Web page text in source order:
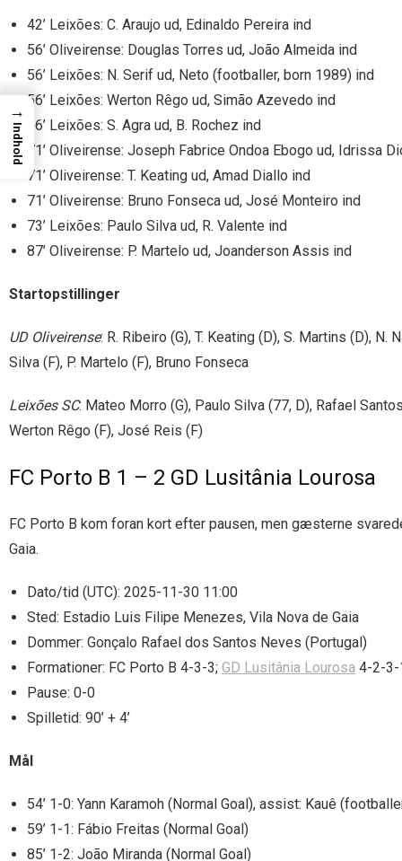
42’ Leixões: C. Araujo ud, Edinaldo Pereira ind
56’ Oliveirense: Douglas Torres ud, João Almeida ind
56’ Leixões: N. Serif ud, Neto (footballer, born 1989) ind
56’ Leixões: Werton Rêgo ud, Simão Azevedo ind
56’ Leixões: S. Agra ud, B. Rochez ind
71’ Oliveirense: Joseph Fabrice Ondoa Ebogo ud, Idrissa
71’ Oliveirense: T. Keating ud, Amad Diallo ind
71’ Oliveirense: Bruno Fonseca ud, José Monteiro ind
73’ Leixões: Paulo Silva ud, R. Valente ind
87’ Oliveirense: P. Martelo ud, Joanderson Assis ind
Startopstillinger
UD Oliveirense: R. Ribeiro (G), T. Keating (D), S. Martins (D),
Silva (F), P. Martelo (F), Bruno Fonseca
Leixões SC: Mateo Morro (G), Paulo Silva (77, D), Rafael
Werton Rêgo (F), José Reis (F)
FC Porto B 1 – 2 GD Lusitânia Lourosa
FC Porto B kom foran kort efter pausen, men gæsterne
Gaia.
Dato/tid (UTC): 2025-11-30 11:00
Sted: Estadio Luis Filipe Menezes, Vila Nova de Gaia
Dommer: Gonçalo Rafael dos Santos Neves (Portugal)
Formationer: FC Porto B 4-3-3; GD Lusitânia Lourosa 4-2-3-
Pause: 0-0
Spilletid: 90’ + 4’
Mål
54’ 1-0: Yann Karamoh (Normal Goal), assist: Kauê
59’ 1-1: Fábio Freitas (Normal Goal)
85’ 1-2: João Miranda (Normal Goal)
→
Indhold